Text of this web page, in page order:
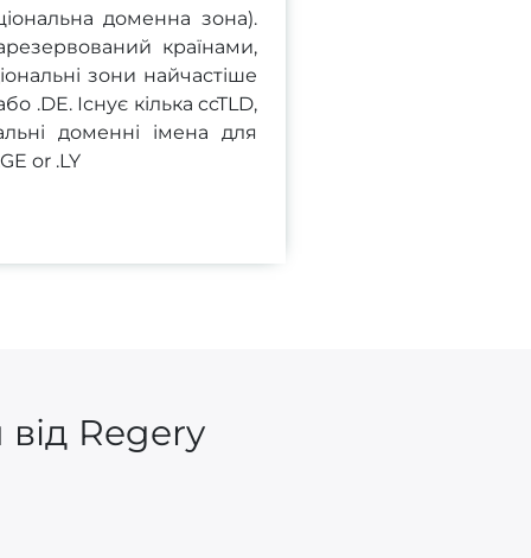
доменна зона).
країнами,
зони найчастіше
.DE. Існує кілька ccTLD,
доменні імена для
or .LY
Regery